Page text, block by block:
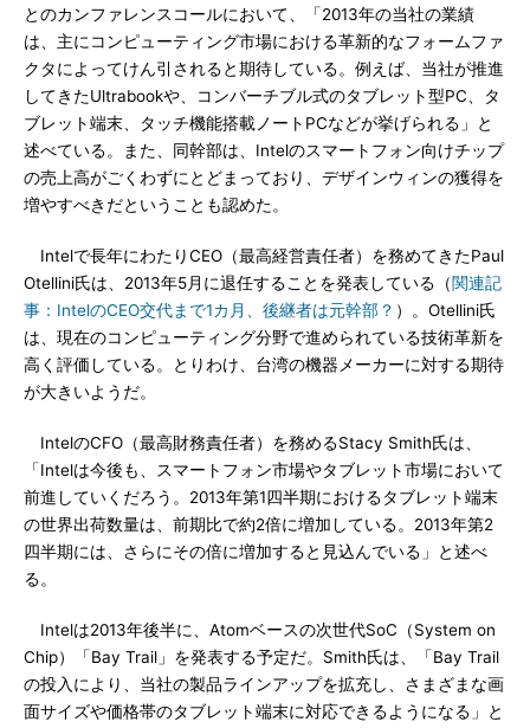
とのカンファレンスコールにおいて、「2013年の当社の業績
は、主にコンピューティング市場における革新的なフォームファ
クタによってけん引されると期待している。例えば、当社が推進
してきたUltrabookや、コンバーチブル式のタブレット型PC、タ
ブレット端末、タッチ機能搭載ノートPCなどが挙げられる」と
述べている。また、同幹部は、Intelのスマートフォン向けチップ
の売上高がごくわずにとどまっており、デザインウィンの獲得を
増やすべきだということも認めた。
Intelで長年にわたりCEO（最高経営責任者）を務めてきたPaul
Otellini氏は、2013年5月に退任することを発表している（関連記
事：IntelのCEO交代まで1カ月、後継者は元幹部？ ）。Otellini氏
は、現在のコンピューティング分野で進められている技術革新を
高く評価している。とりわけ、台湾の機器メーカーに対する期待
が大きいようだ。
IntelのCFO（最高財務責任者）を務めるStacy Smith氏は、
「Intelは今後も、スマートフォン市場やタブレット市場において
前進していくだろう。2013年第1四半期におけるタブレット端末
の世界出荷数量は、前期比で約2倍に増加している。2013年第2
四半期には、さらにその倍に増加すると見込んでいる」と述べ
る。
Intelは2013年後半に、Atomベースの次世代SoC（System on
Chip）「Bay Trail」を発表する予定だ。Smith氏は、「Bay Trail
の投入により、当社の製品ラインアップを拡充し、さまざまな画
面サイズや価格帯のタブレット端末に対応できるようになる」と